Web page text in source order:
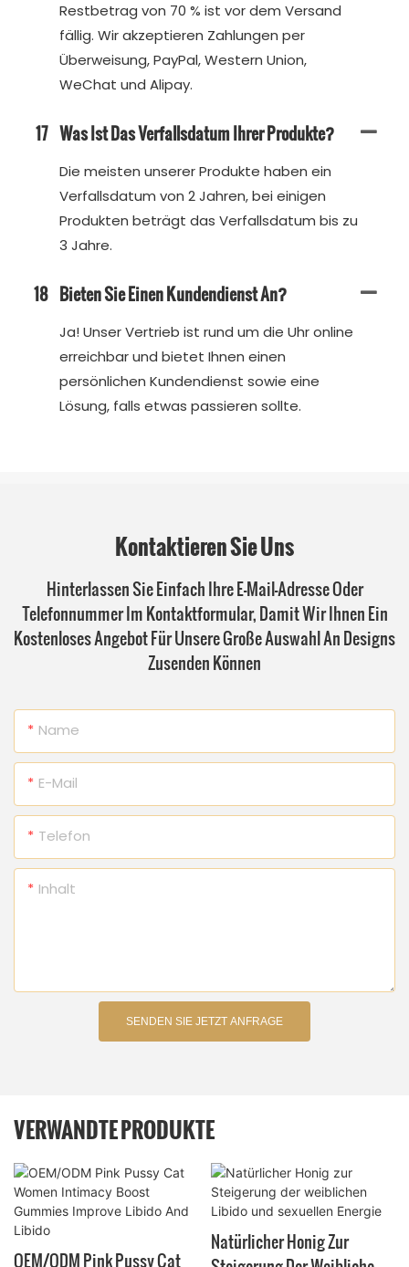
Restbetrag von 70 % ist vor dem Versand
fällig. Wir akzeptieren Zahlungen per
Überweisung, PayPal, Western Union,
WeChat und Alipay.
17 Was Ist Das Verfallsdatum Ihrer Produkte?
Die meisten unserer Produkte haben ein
Verfallsdatum von 2 Jahren, bei einigen
Produkten beträgt das Verfallsdatum bis zu
3 Jahre.
18 Bieten Sie Einen Kundendienst An?
Ja! Unser Vertrieb ist rund um die Uhr online
erreichbar und bietet Ihnen einen
persönlichen Kundendienst sowie eine
Lösung, falls etwas passieren sollte.
Kontaktieren Sie Uns
Hinterlassen Sie Einfach Ihre E-Mail-Adresse Oder
Telefonnummer Im Kontaktformular, Damit Wir Ihnen Ein
Kostenloses Angebot Für Unsere Große Auswahl An Designs
Zusenden Können
Name
E-Mail
Telefon
Inhalt
SENDEN SIE JETZT ANFRAGE
VERWANDTE PRODUKTE
OEM/ODM Pink Pussy Cat
Natürlicher Honig Zur